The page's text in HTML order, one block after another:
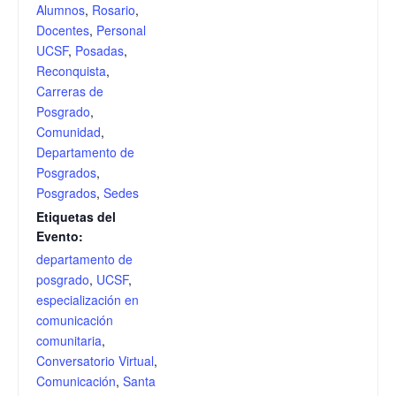
Alumnos, Rosario,
Docentes, Personal
UCSF, Posadas,
Reconquista,
Carreras de
Posgrado,
Comunidad,
Departamento de
Posgrados,
Posgrados, Sedes
Etiquetas del
Evento:
departamento de
posgrado, UCSF,
especialización en
comunicación
comunitaria,
Conversatorio Virtual,
Comunicación, Santa